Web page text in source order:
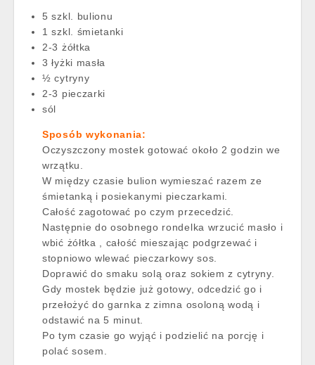
5 szkl. bulionu
1 szkl. śmietanki
2-3 żółtka
3 łyżki masła
½ cytryny
2-3 pieczarki
sól
Sposób wykonania:
Oczyszczony mostek gotować około 2 godzin we
wrzątku.
W między czasie bulion wymieszać razem ze
śmietanką i posiekanymi pieczarkami.
Całość zagotować po czym przecedzić.
Następnie do osobnego rondelka wrzucić masło i
wbić żółtka , całość mieszając podgrzewać i
stopniowo wlewać pieczarkowy sos.
Doprawić do smaku solą oraz sokiem z cytryny.
Gdy mostek będzie już gotowy, odcedzić go i
przełożyć do garnka z zimna osoloną wodą i
odstawić na 5 minut.
Po tym czasie go wyjąć i podzielić na porcję i
polać sosem.